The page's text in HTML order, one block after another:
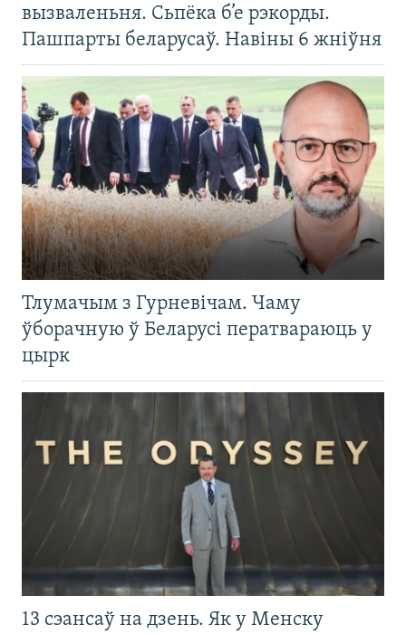
вызваленьня. Сьпёка б’е рэкорды.
Пашпарты беларусаў. Навіны 6 жніўня
Тлумачым з Гурневічам. Чаму
ўборачную ў Беларусі ператвараюць у
цырк
13 сэансаў на дзень. Як у Менску